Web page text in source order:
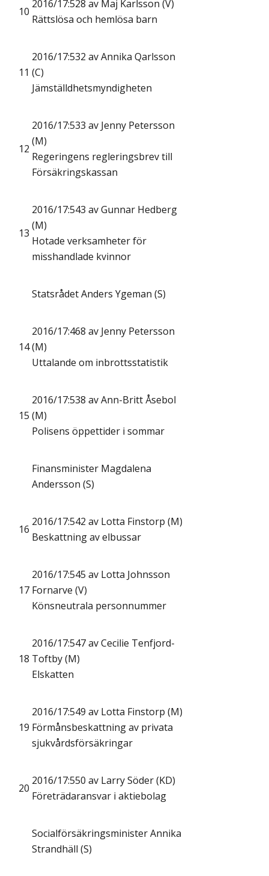
10
2016/17:528 av Maj Karlsson (V)
Rättslösa och hemlösa barn
11
2016/17:532 av Annika Qarlsson
(C)
Jämställdhetsmyndigheten
12
2016/17:533 av Jenny Petersson
(M)
Regeringens regleringsbrev till
Försäkringskassan
13
2016/17:543 av Gunnar Hedberg
(M)
Hotade verksamheter för
misshandlade kvinnor
Statsrådet Anders Ygeman (S)
14
2016/17:468 av Jenny Petersson
(M)
Uttalande om inbrottsstatistik
15
2016/17:538 av Ann-Britt Åsebol
(M)
Polisens öppettider i sommar
Finansminister Magdalena
Andersson (S)
16
2016/17:542 av Lotta Finstorp (M)
Beskattning av elbussar
17
2016/17:545 av Lotta Johnsson
Fornarve (V)
Könsneutrala personnummer
18
2016/17:547 av Cecilie Tenfjord-
Toftby (M)
Elskatten
19
2016/17:549 av Lotta Finstorp (M)
Förmånsbeskattning av privata
sjukvårdsförsäkringar
20
2016/17:550 av Larry Söder (KD)
Företrädaransvar i aktiebolag
Socialförsäkringsminister Annika
Strandhäll (S)